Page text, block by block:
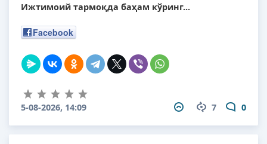
Ижтимоий тармоқда баҳам кўринг...
Facebook
7 0
5-08-2026, 14:09